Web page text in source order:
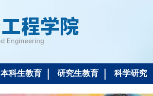
本科生教育 研究生教育 科学研究